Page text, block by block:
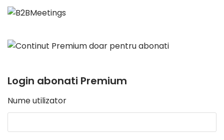
Login abonati Premium
Nume utilizator